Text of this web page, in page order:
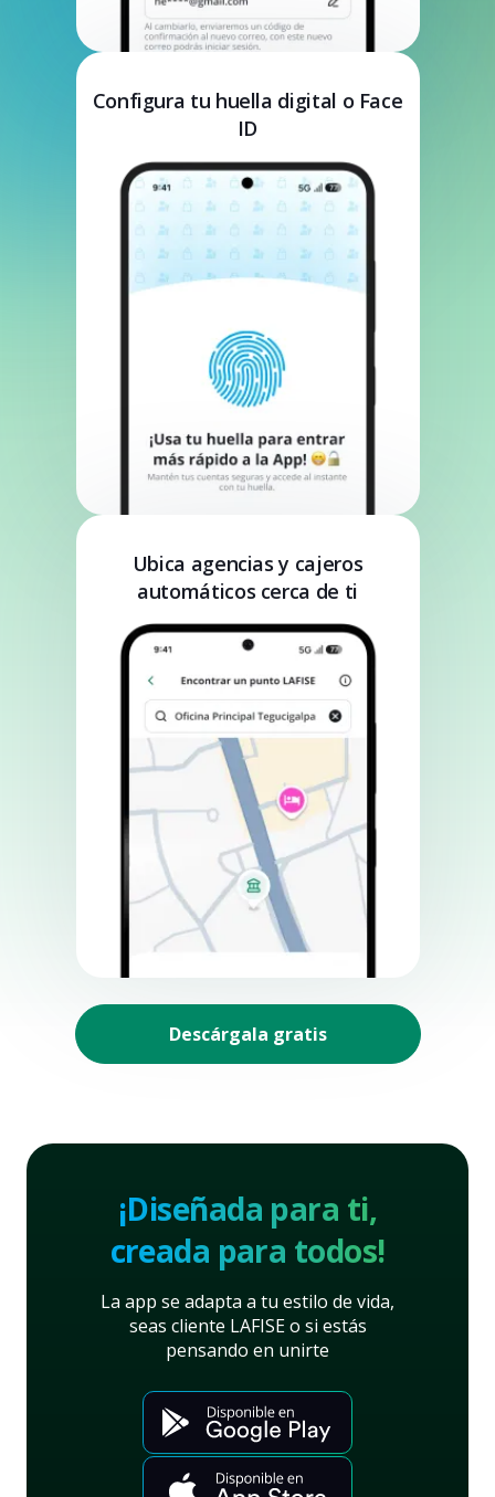
Configura tu huella digital o Face
ID
Ubica agencias y cajeros
automáticos cerca de ti
Descárgala gratis
¡Diseñada para ti,
creada para todos!
La app se adapta a tu estilo de vida,
seas cliente LAFISE o si estás
pensando en unirte